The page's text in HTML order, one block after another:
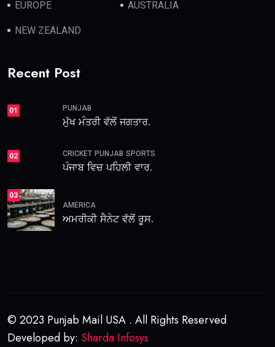
EUROPE AUSTRALIA
NEW ZEALAND
Recent Post
01 PUNJAB
ਮੁੱਖ ਮੰਤਰੀ ਵੱਲੋਂ ਜਗਤਾਰ.
02 CRICKET PUNJAB SPORTS
ਪੰਜਾਬ ਵਿਚ ਪਹਿਲੀ ਵਾਰ.
03
AMERICA
ਅਮਰੀਕੀ ਸੈਨੇਟ ਵੱਲੋਂ ਰੂਸ.
© 2023 Punjab Mail USA . All Rights Reserved
Developed by: Sharda Infosys